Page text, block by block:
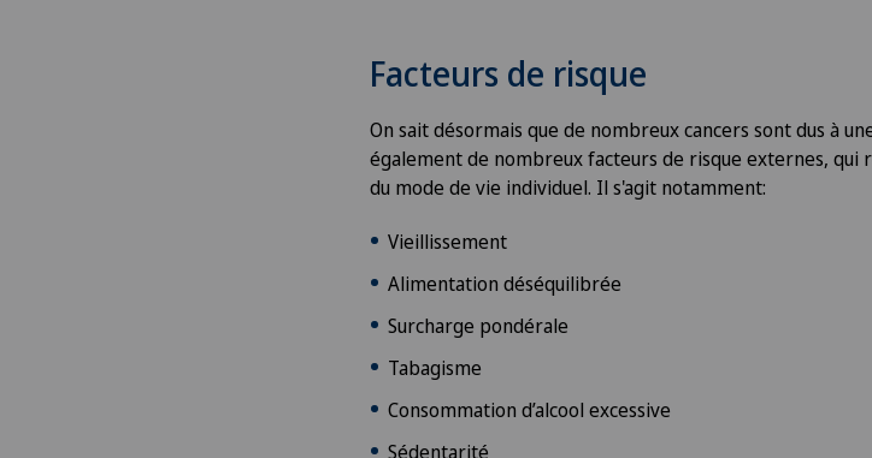
Facteurs de risque
On sait désormais que de nombreux cancers sont dus à
également de nombreux facteurs de risque externes,
du mode de vie individuel. Il s'agit notamment:
Vieillissement
Alimentation déséquilibrée
Surcharge pondérale
Tabagisme
Consommation d’alcool excessive
Sédentarité